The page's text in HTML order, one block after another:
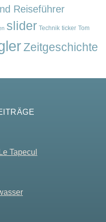
Reiseführer
slider Technik ticker Tom
Zeitgeschichte
Tapecul